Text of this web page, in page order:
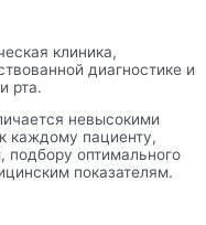
клиника,
диагностике и
рта.
невысокими
каждому пациенту,
подбору оптимального
показателям.